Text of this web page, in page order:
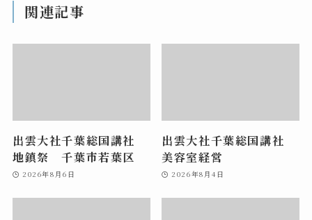
関連記事
出雲大社千葉総国講社
地鎮祭 千葉市若葉区
2026年8月6日
出雲大社千葉総国講社
美容室経営
2026年8月4日